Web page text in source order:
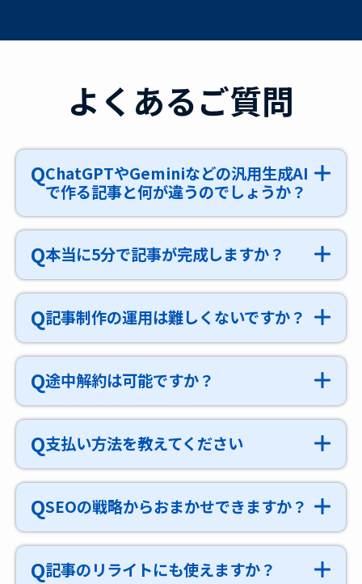
よくあるご質問
QChatGPTやGeminiなどの汎用生成AI
で作る記事と何が違うのでしょうか？
Q本当に5分で記事が完成しますか？
Q記事制作の運用は難しくないですか？
Q途中解約は可能ですか？
Q支払い方法を教えてください
QSEOの戦略からおまかせできますか？
Q記事のリライトにも使えますか？